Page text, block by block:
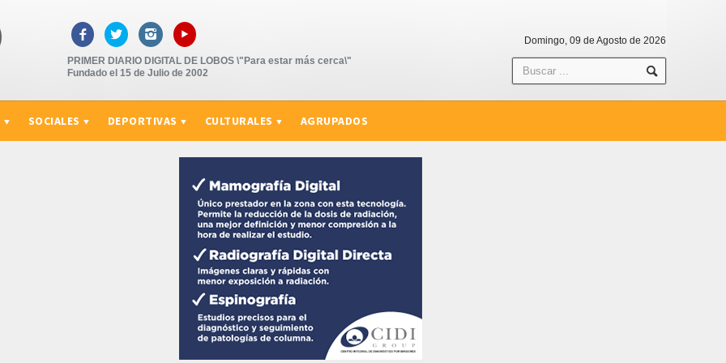
   ▸
PRIMER DIARIO DIGITAL DE LOBOS \"Para estar más cerca\"
Fundado el 15 de Julio de 2002
Domingo, 09 de Agosto de 2026
SOCIALES DEPORTIVAS CULTURALES AGRUPADOS